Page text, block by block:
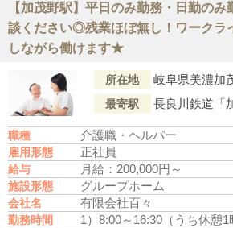
【加茂野駅】平日のみ勤務・日勤のみ
談ください◎残業ほぼ無し！ワークラ
しながら働けます★
所在地 岐阜県美濃加
最寄駅
職種 介護職・ヘルパー
雇用形態 正社員
給与 月給：200,000円～
施設形態 グループホーム
会社名 有限会社百々
勤務時間 1）8:00～16:30（うち休憩1